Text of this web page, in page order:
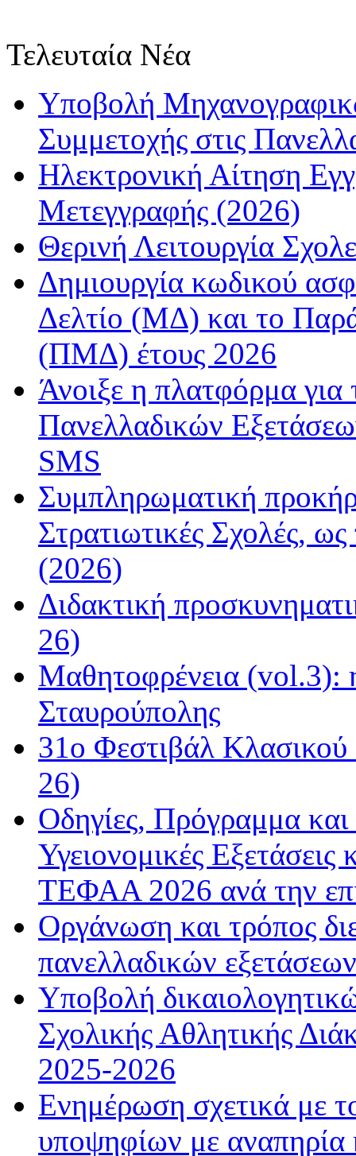
Τελευταία Νέα
Υποβολή
Συμμετοχής στις
Ηλεκτρονική Αίτηση
Μετεγγραφής (2026)
Θερινή Λειτουργία
Δημιουργία κωδικού
Δελτίο (ΜΔ) και το
(ΠΜΔ) έτους 2026
Άνοιξε η πλατφόρμα
Πανελλαδικών
SMS
Συμπληρωματική
Στρατιωτικές Σχολές,
(2026)
Διδακτική
26)
Μαθητοφρένεια (vol.3):
Σταυρούπολης
31ο Φεστιβάλ
26)
Οδηγίες, Πρόγραμμα και
Υγειονομικές Εξετάσεις
ΤΕΦΑΑ 2026 ανά την
Οργάνωση και τρόπος
πανελλαδικών
Υποβολή
Σχολικής Αθλητικής
2025-2026
Ενημέρωση σχετικά με
υποψηφίων με αναπηρία